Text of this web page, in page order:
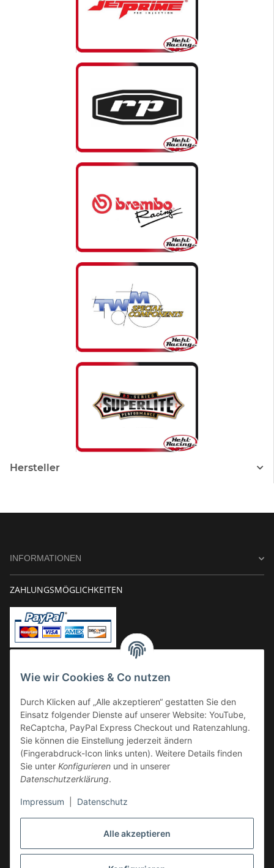
Alle akzeptieren
Wie wir Cookies & Co nutzen
Durch Klicken auf „Alle akzeptieren“ gestatten Sie den
Einsatz folgender Dienste auf unserer Website: YouTube,
ReCaptcha, PayPal Express Checkout und Ratenzahlung.
Sie können die Einstellung jederzeit ändern
(Fingerabdruck-Icon links unten). Weitere Details finden
Sie unter Konfigurieren und in unserer
Datenschutzerklärung.
Impressum Datenschutz
Hersteller
INFORMATIONEN
ZAHLUNGSMÖGLICHKEITEN
Kauf auf Rechnung
VERSAND